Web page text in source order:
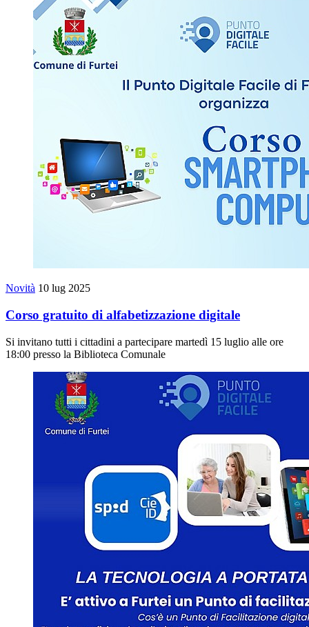
Novità 10 lug 2025
Corso gratuito di alfabetizzazione digitale
Si invitano tutti i cittadini a partecipare martedì 15 luglio alle ore
18:00 presso la Biblioteca Comunale